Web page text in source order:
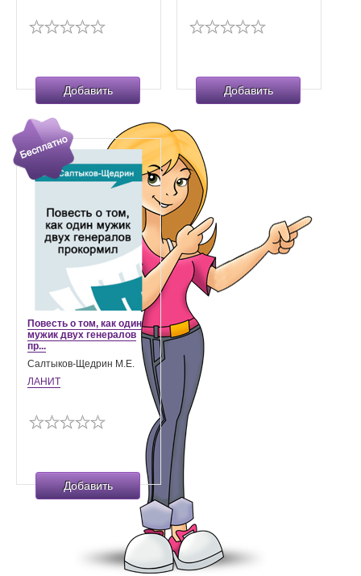
Добавить Добавить
Повесть о том, как один
мужик двух генералов
пр...
Салтыков-Щедрин М.Е.
ЛАНИТ
Добавить